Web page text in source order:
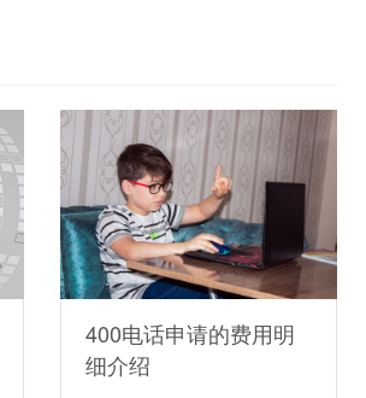
400电话申请的费用明
细介绍